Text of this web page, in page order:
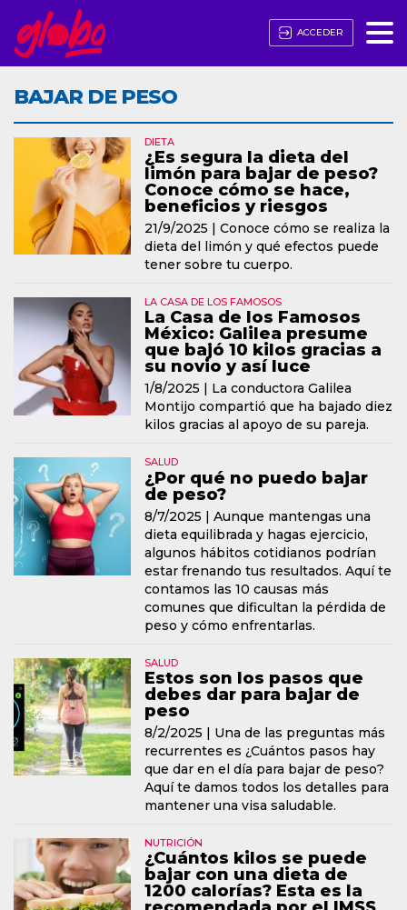
ACCEDER
BAJAR DE PESO
DIETA
¿Es segura la dieta del
limón para bajar de peso?
Conoce cómo se hace,
beneficios y riesgos
21/9/2025 |Conoce cómo se realiza la
dieta del limón y qué efectos puede
tener sobre tu cuerpo.
LA CASA DE LOS FAMOSOS
La Casa de los Famosos
México: Galilea presume
que bajó 10 kilos gracias a
su novio y así luce
1/8/2025 | La conductora Galilea
Montijo compartió que ha bajado diez
kilos gracias al apoyo de su pareja.
SALUD
¿Por qué no puedo bajar
de peso?
8/7/2025 |Aunque mantengas una
dieta equilibrada y hagas ejercicio,
algunos hábitos cotidianos podrían
estar frenando tus resultados. Aquí te
contamos las 10 causas más
comunes que dificultan la pérdida de
peso y cómo enfrentarlas.
SALUD
Estos son los pasos que
debes dar para bajar de
peso
8/2/2025 | Una de las preguntas más
recurrentes es ¿Cuántos pasos hay
que dar en el día para bajar de peso?
Aquí te damos todos los detalles para
mantener una visa saludable.
NUTRICIÓN
¿Cuántos kilos se puede
bajar con una dieta de
1200 calorías? Esta es la